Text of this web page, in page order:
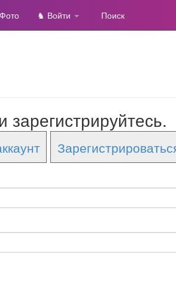
Фото ♞ Войти Поиск
зарегистрируйтесь.